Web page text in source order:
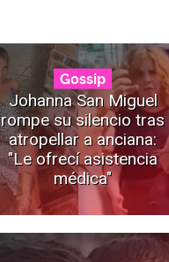
Gossip
Johanna San Miguel
rompe su silencio tras
atropellar a anciana:
"Le ofrecí asistencia
médica"